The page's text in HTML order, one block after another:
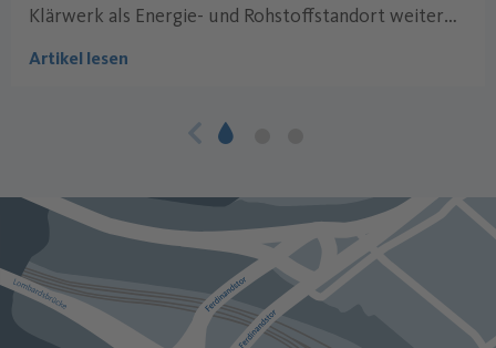
Klärwerk als Energie- und Rohstoffstandort weiter
Artikel lesen